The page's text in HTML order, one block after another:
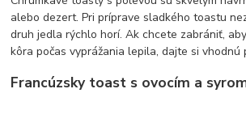
alebo dezert. Pri príprave sladkého toastu
druh jedla rýchlo horí. Ak chcete zabrániť,
kôra počas vyprážania lepila, dajte si vhodnú
Francúzsky toast s ovocím a